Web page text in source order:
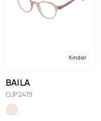
Kinder
BAILA
OJP2419